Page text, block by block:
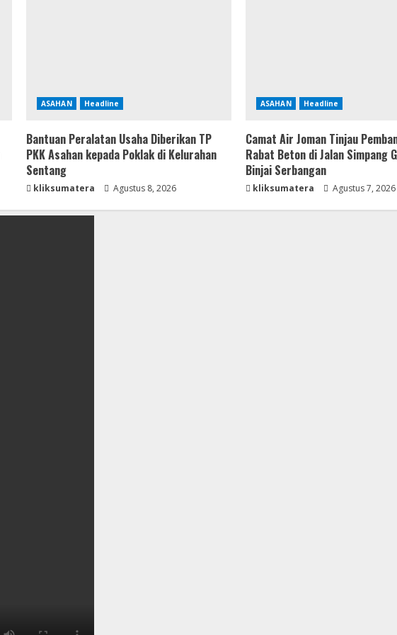
ASAHAN Headline
Bantuan Peralatan Usaha Diberikan TP
PKK Asahan kepada Poklak di Kelurahan
Sentang
kliksumatera Agustus 8, 2026
ASAHAN Headline
Camat Air Joman Tinjau
Rabat Beton di Jalan Simpang
Binjai Serbangan
kliksumatera Agustus 7, 2026